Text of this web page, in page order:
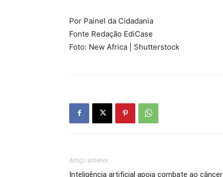
Por Painel da Cidadania
Fonte Redação EdiCase
Foto: New Africa | Shutterstock
Artigo anterior
Inteligência artificial apoia combate ao câncer